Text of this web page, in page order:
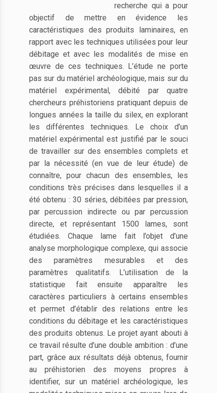
recherche qui a pour
objectif de mettre en évidence les
caractéristiques des produits laminaires, en
rapport avec les techniques utilisées pour leur
débitage et avec les modalités de mise en
œuvre de ces techniques. L’étude ne porte
pas sur du matériel archéologique, mais sur du
matériel expérimental, débité par quatre
chercheurs préhistoriens pratiquant depuis de
longues années la taille du silex, en explorant
les différentes techniques. Le choix d’un
matériel expérimental est justifié par le souci
de travailler sur des ensembles complets et
par la nécessité (en vue de leur étude) de
connaître, pour chacun des ensembles, les
conditions très précises dans lesquelles il a
été obtenu : 30 séries, débitées par pression,
par percussion indirecte ou par percussion
directe, et représentant 1500 lames, sont
étudiées. Chaque lame fait l’objet d’une
analyse morphologique complexe, qui associe
des paramètres mesurables et des
paramètres qualitatifs. L’utilisation de la
statistique fait ensuite apparaître les
caractères particuliers à certains ensembles
et permet d’établir des relations entre les
conditions du débitage et les caractéristiques
des produits obtenus. Le projet ayant abouti à
ce travail résulte d’une double ambition : d’une
part, grâce aux résultats déjà obtenus, fournir
au préhistorien des moyens propres à
identifier, sur un matériel archéologique, les